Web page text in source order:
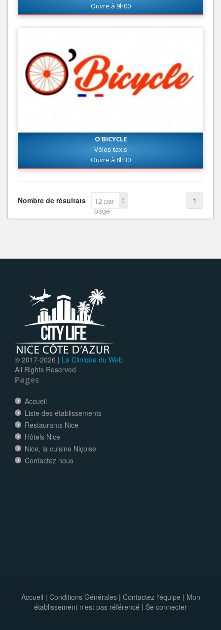
Ouvre à 9h00
O'BICYCLE
Vélos-taxis
Ouvre à 8h30
Nombre de résultats
12 par
page
1
© 2017-2026 | La Clinique du Web
All Rights Reserved
Pages
Accueil
Liste des établissements
Restaurants Nice
Hôtels Nice
Nice, la cuisine Niçoise
Contactez nous
Accueil | Conditions Générales| Contactez l'équipe | Mon
établissement n'est pas référencé | Se connecter